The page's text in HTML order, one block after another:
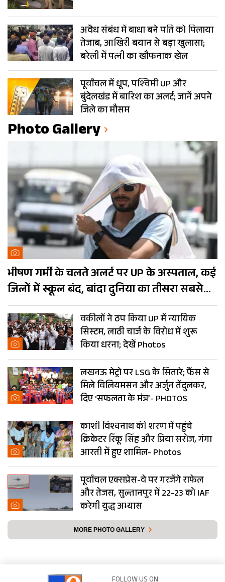
अवैध संबंध में बाधा बने पति को पिलाया
तेजाब, आखिरी बयान से बड़ा खुलासा;
बरेली में पत्नी का खौफनाक खेल
पूर्वांचल में धूप, पश्चिमी UP और
बुंदेलखंड में बारिश का अलर्ट; जानें अपने
जिले का मौसम
Photo Gallery
भीषण गर्मी के चलते अलर्ट पर UP के अस्पताल, कई
जिलों में स्कूल बंद, बांदा दुनिया का तीसरा सबसे
गर्म शहर
वकीलों ने ठप किया UP में न्यायिक
सिस्टम, लाठी चार्ज के विरोध में शुरू
किया धरना; देखें Photos
लखनऊ मेट्रो पर LSG के सितारे; फैंस से
मिले विलियमसन और अर्जुन तेंदुलकर,
दिए ‘सफलता के मंत्र’- PHOTOS
काशी विश्वनाथ की शरण में पहुंचे
क्रिकेटर रिंकू सिंह और प्रिया सरोज, गंगा
आरती में हुए शामिल- Photos
पूर्वांचल एक्सप्रेस-वे पर गरजेंगे राफेल
और तेजस, सुल्तानपुर में 22-23 को IAF
करेगी युद्ध अभ्यास
MORE PHOTO GALLERY